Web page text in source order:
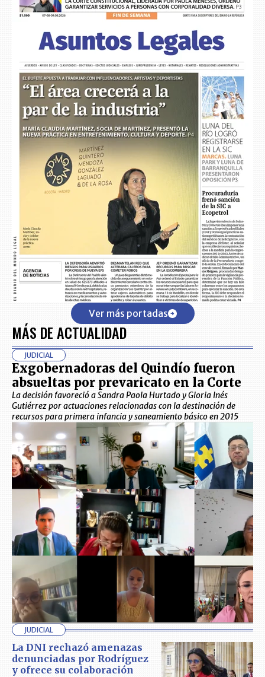
Ver más portadas
MÁS DE ACTUALIDAD
JUDICIAL
Exgobernadoras del Quindío fueron
absueltas por prevaricato en la Corte
La decisión favoreció a Sandra Paola Hurtado y Gloria Inés
Gutiérrez por actuaciones relacionadas con la destinación de
recursos para primera infancia y saneamiento básico en 2015
JUDICIAL
La DNI rechazó amenazas
denunciadas por Rodríguez
y ofrece su colaboración